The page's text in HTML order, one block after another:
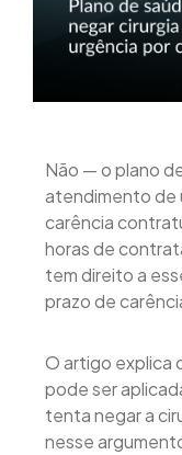
Não — o plano
atendimento de
carência
horas de
tem direito a
prazo de
O artigo explica
pode ser
tenta negar a
nesse